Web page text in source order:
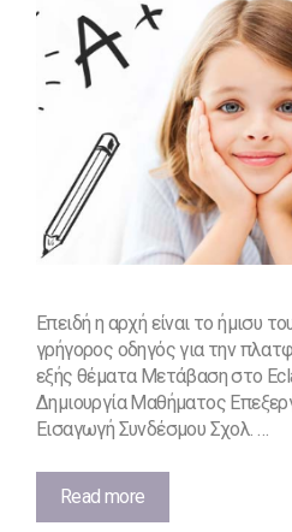
Επειδή η αρχή είναι το ήμισυ
γρήγορος οδηγός για την
εξής θέματα Μετάβαση στο
Δημιουργία Μαθήματος
Εισαγωγή Συνδέσμου Σχολ. …
Read moreΓρήγορος
Οδηγός